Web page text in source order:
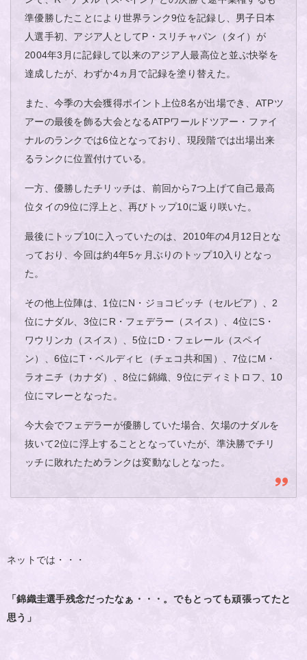
準優勝したことにより世界ランク9位を記録し、男子日本
人選手初、アジア人としてP・スリチャパン（タイ）が
2004年3月に記録して以来のアジア人最高位と並ぶ快挙を
達成したが、わずか4ヵ月で記録を塗り替えた。
また、今季の大会獲得ポイント上位8名が出場でき、ATPツ
アーの最後を飾る大会となるATPワールドツアー・ファイ
ナルのランクでは6位となっており、現段階では出場出来
るランクに位置付けている。
一方、優勝したチリッチは、前回から7つ上げて自己最高
位タイの9位に浮上と、再びトップ10に返り咲いた。
最後にトップ10に入っていたのは、2010年の4月12日とな
っており、今回は約4年5ヶ月ぶりのトップ10入りとなっ
た。
その他上位陣は、1位にN・ジョコビッチ（セルビア）、2
位にナダル、3位にR・フェデラー（スイス）、4位にS・
ワウリンカ（スイス）、5位にD・フェレール（スペイ
ン）、6位にT・ベルディヒ（チェコ共和国）、7位にM・
ラオニチ（カナダ）、8位に錦織、9位にディミトロフ、10
位にマレーとなった。
今大会でフェデラーが優勝していた場合、欠場のナダルを
抜いて2位に浮上することとなっていたが、準決勝でチリ
ッチに敗れたためランクは変動なしとなった。
ネットでは・・・
「錦織圭選手残念だったなぁ・・・。でもとっても頑張ってたと
思う」